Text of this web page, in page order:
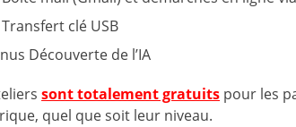
Transfert clé USB
Découverte de l’IA
sont totalement gratuits pour les
quel que soit leur niveau.